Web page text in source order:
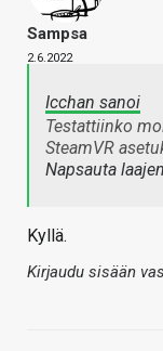
Sampsa
2.6.2022
Icchan sanoi
Testattiinko
SteamVR
Napsauta
Kyllä.
Kirjaudu sisään